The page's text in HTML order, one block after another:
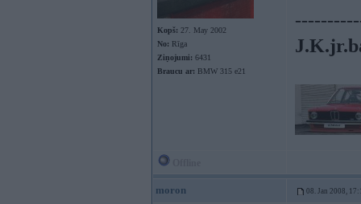
Kopš: 27. May 2002
No: Rīga
Ziņojumi: 6431
Braucu ar: BMW 315 e21
moron 08. Jan 2008,